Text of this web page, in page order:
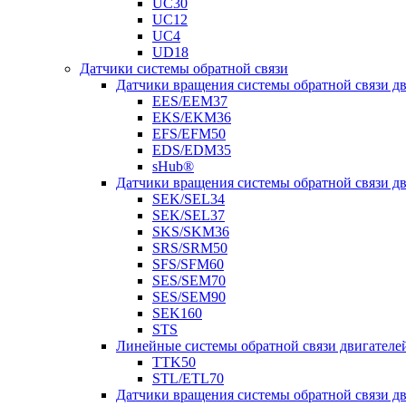
UC30
UC12
UC4
UD18
Датчики системы обратной связи
Датчики вращения системы обратной связи
EES/EEM37
EKS/EKM36
EFS/EFM50
EDS/EDM35
sHub®
Датчики вращения системы обратной связи
SEK/SEL34
SEK/SEL37
SKS/SKM36
SRS/SRM50
SFS/SFM60
SES/SEM70
SES/SEM90
SEK160
STS
Линейные системы обратной связи
TTK50
STL/ETL70
Датчики вращения системы обратной связи